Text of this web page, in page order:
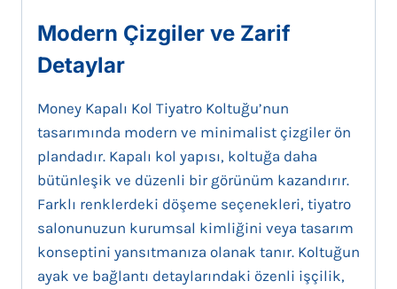
Modern Çizgiler ve Zarif
Detaylar
Money Kapalı Kol Tiyatro Koltuğu’nun
tasarımında modern ve minimalist çizgiler ön
plandadır. Kapalı kol yapısı, koltuğa daha
bütünleşik ve düzenli bir görünüm kazandırır.
Farklı renklerdeki döşeme seçenekleri, tiyatro
salonunuzun kurumsal kimliğini veya tasarım
konseptini yansıtmanıza olanak tanır. Koltuğun
ayak ve bağlantı detaylarındaki özenli işçilik,